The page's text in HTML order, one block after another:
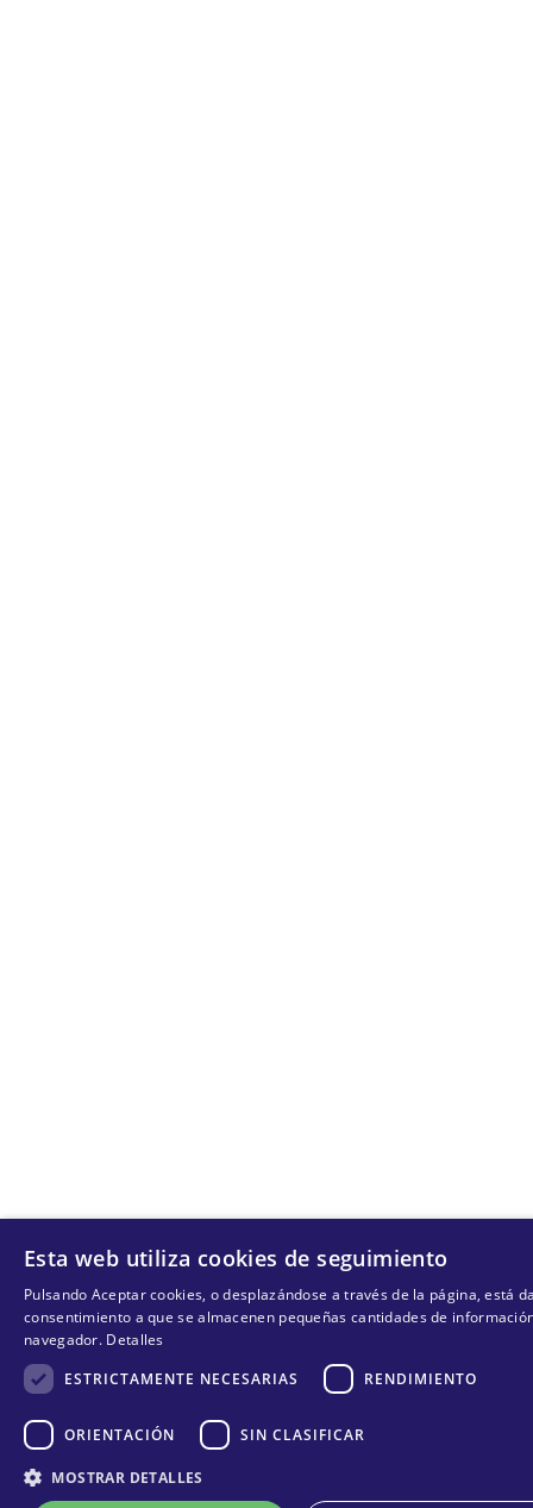
Esta web utiliza cookies de seguimiento
Pulsando Aceptar cookies, o desplazándose a través de la página, está
consentimiento a que se almacenen pequeñas cantidades de
navegador. Detalles
ESTRICTAMENTE NECESARIAS
RENDIMIENTO
ORIENTACIÓN SIN CLASIFICAR
MOSTRAR DETALLES